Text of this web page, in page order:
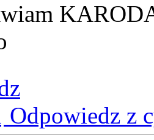
Odpowiedz z